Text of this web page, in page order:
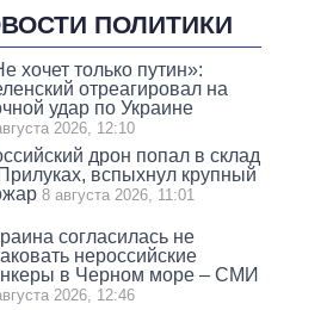
ПОЛИТИКИ
хочет только путин»:
отреагировал на
удар по Украине
2026, 12:10
дрон попал в склад
вспыхнул крупный
8 августа 2026, 11:01
согласилась не
нероссийские
в Черном море – СМИ
2026, 12:46